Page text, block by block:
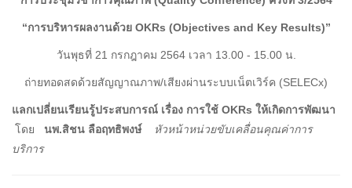
“การบริหารผลงานด้วย OKRs (Objectives and Key Results)”
วันพุธที่ 21 กรกฎาคม 2564 เวลา 13.00 - 15.00 น.
ถ่ายทอดสดด้วยสัญญาณภาพ/เสียงผ่านระบบเน็ตเวิร์ค (SELECx)
แลกเปลี่ยนเรียนรู้ประสบการณ์ เรื่อง การใช้ OKRs ให้เกิดการพัฒนา
โดย
นพ.สิชน ลือฤทธิพงษ์
หัวหน้าหน่วยขับเคลื่อนคุณค่าการ
บริการ